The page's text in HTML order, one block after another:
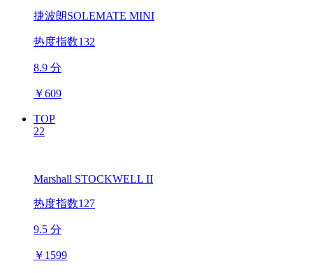
捷波朗SOLEMATE MINI
热度指数132
8.9 分
￥609
TOP
22
Marshall STOCKWELL II
热度指数127
9.5 分
￥ 1599